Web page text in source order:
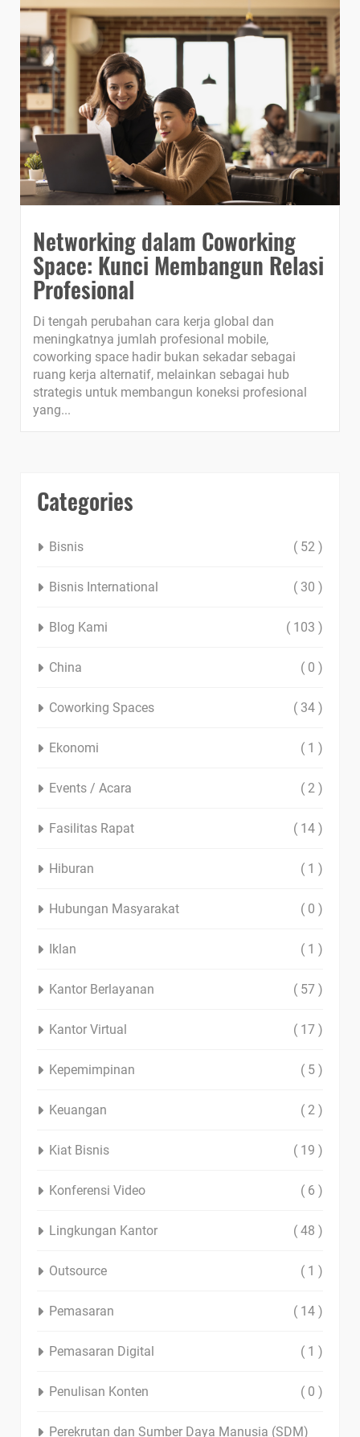
Networking dalam Coworking
Space: Kunci Membangun Relasi
Profesional
Di tengah perubahan cara kerja global dan
meningkatnya jumlah profesional mobile,
coworking space hadir bukan sekadar sebagai
ruang kerja alternatif, melainkan sebagai hub
strategis untuk membangun koneksi profesional
yang...
Categories
Bisnis ( 52 )
Bisnis International ( 30 )
Blog Kami ( 103 )
China ( 0 )
Coworking Spaces ( 34 )
Ekonomi ( 1 )
Events / Acara ( 2 )
Fasilitas Rapat ( 14 )
Hiburan ( 1 )
Hubungan Masyarakat ( 0 )
Iklan ( 1 )
Kantor Berlayanan ( 57 )
Kantor Virtual ( 17 )
Kepemimpinan ( 5 )
Keuangan ( 2 )
Kiat Bisnis ( 19 )
Konferensi Video ( 6 )
Lingkungan Kantor ( 48 )
Outsource ( 1 )
Pemasaran ( 14 )
Pemasaran Digital ( 1 )
Penulisan Konten ( 0 )
Perekrutan dan Sumber Daya Manusia (SDM)